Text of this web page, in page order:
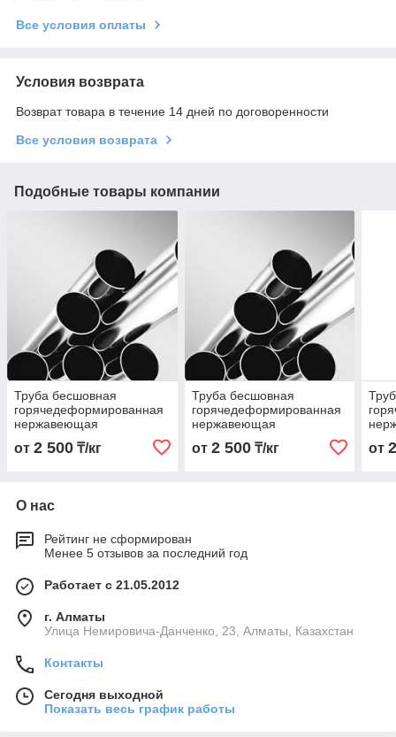
Все условия оплаты
Условия возврата
Возврат товара в течение 14 дней по договоренности
Все условия возврата
Подобные товары компании
Труба бесшовная
горячедеформированная
нержавеющая
28х3,0х6000 Марка AISI
316 L
от 2 500 ₸/кг
Труба бесшовная
горячедеформированная
нержавеющая
38х3,0х6000 Марка AISI
316 L
от 2 500₸/кг
316
от
О нас
Рейтинг не сформирован
Менее 5 отзывов за последний год
Работает с 21.05.2012
г. Алматы
Улица Немировича-Данченко, 23, Алматы, Казахстан
Контакты
Сегодня выходной
Показать весь график работы